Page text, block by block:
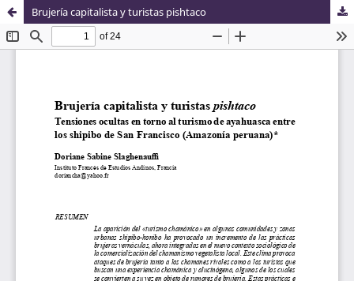
Brujería capitalista y turistas pishtaco